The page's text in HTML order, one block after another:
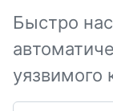
Быстро
уязвимого